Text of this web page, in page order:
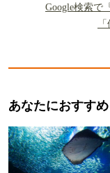
Google検索で
あなたにおすすめ